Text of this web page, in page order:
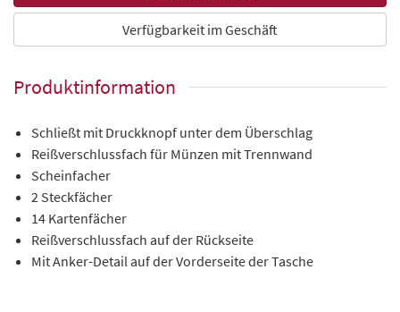
Verfügbarkeit im Geschäft
Produktinformation
Schließt mit Druckknopf unter dem Überschlag
Reißverschlussfach für Münzen mit Trennwand
Scheinfacher
2 Steckfächer
14 Kartenfächer
Reißverschlussfach auf der Rückseite
Mit Anker-Detail auf der Vorderseite der Tasche